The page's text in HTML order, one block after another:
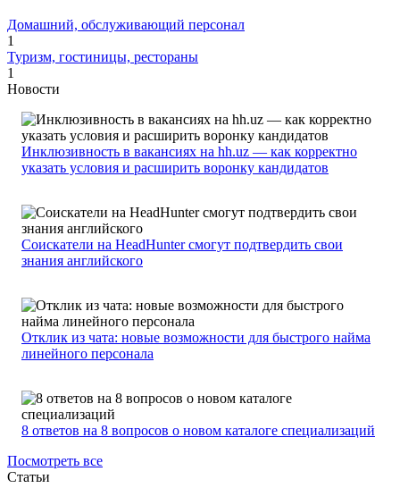
Домашний, обслуживающий персонал
1
Туризм, гостиницы, рестораны
1
Новости
Инклюзивность в вакансиях на hh.uz — как корректно
указать условия и расширить воронку кандидатов
Соискатели на HeadHunter смогут подтвердить свои
знания английского
Отклик из чата: новые возможности для быстрого найма
линейного персонала
8 ответов на 8 вопросов о новом каталоге специализаций
Посмотреть все
Статьи